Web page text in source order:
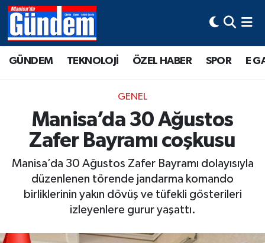
GÜNDEM TEKNOLOJİ ÖZEL HABER SPOR E
GENEL
Manisa’da 30 Ağustos
Zafer Bayramı coşkusu
Manisa’da 30 Ağustos Zafer Bayramı dolayısıyla
düzenlenen törende jandarma komando
birliklerinin yakın dövüş ve tüfekli gösterileri
izleyenlere gurur yaşattı.
Manisa Hava Durumu
Tüm Manşetler
Son Dakika Haberleri
Haber Arşivi